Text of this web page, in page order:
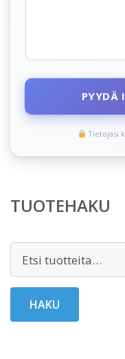
PYYDÄ
Tietojasi
TUOTEHAKU
HAKU